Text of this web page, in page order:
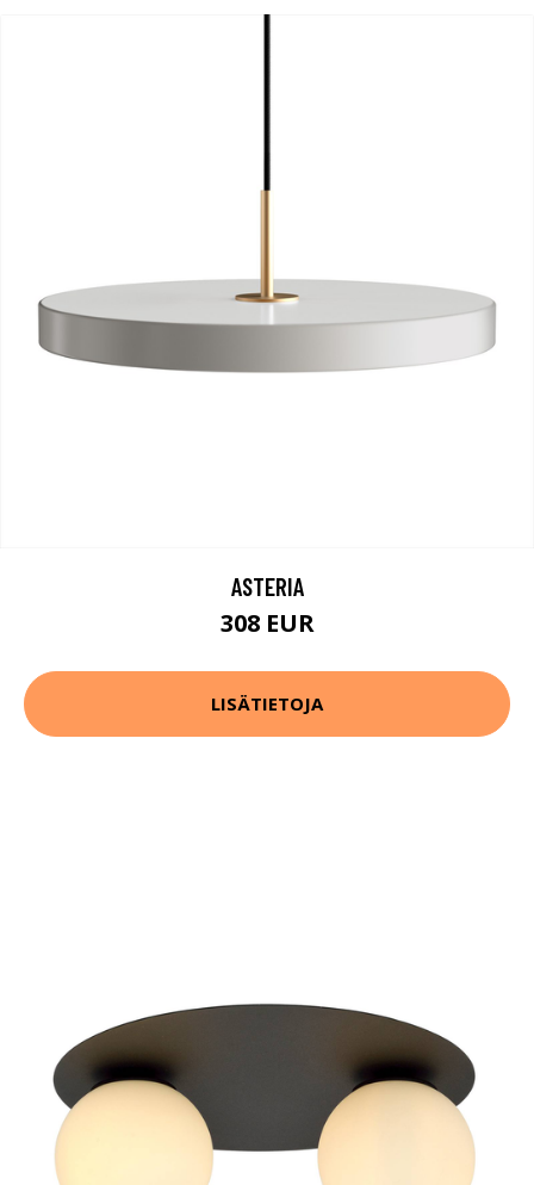
ASTERIA
308 EUR
LISÄTIETOJA